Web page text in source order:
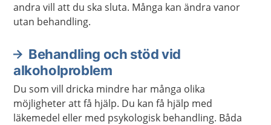
andra vill att du ska sluta. Många kan ändra vanor
utan behandling.
Behandling och stöd vid
alkoholproblem
Du som vill dricka mindre har många olika
möjligheter att få hjälp. Du kan få hjälp med
läkemedel eller med psykologisk behandling. Båda